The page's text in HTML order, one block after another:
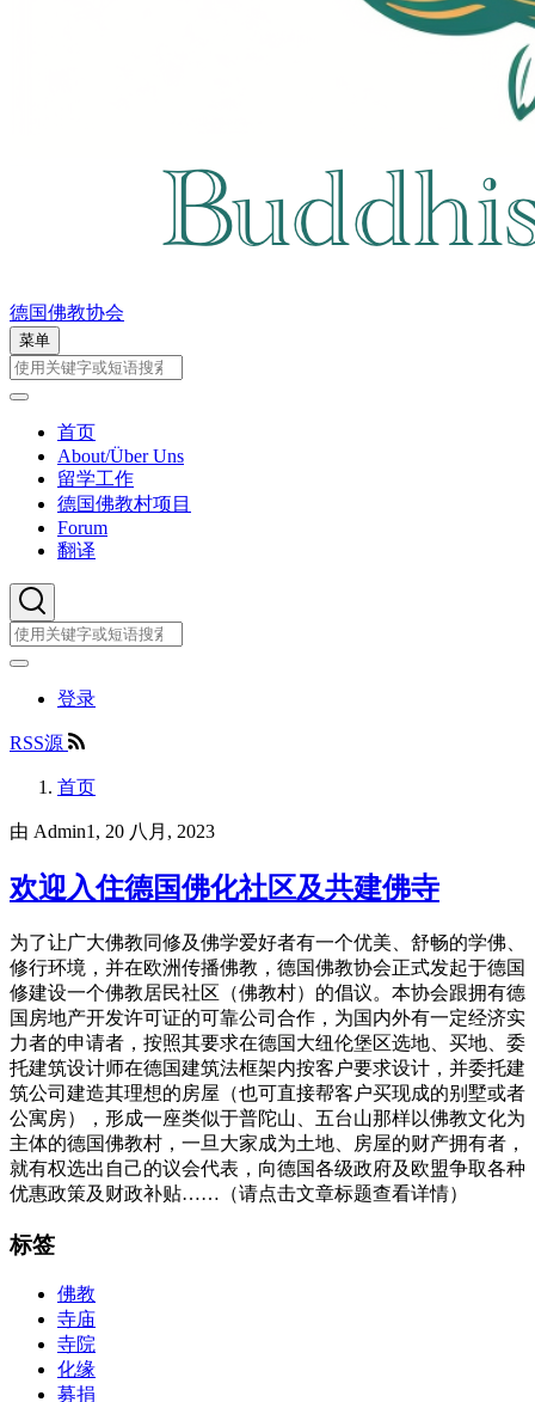
德国佛教协会
菜单
搜
索
Hauptnavigation
首页
About/Über Uns
留学工作
德国佛教村项目
Forum
翻译
搜
索
帐
单
登录
RSS
RSS源
面
屑
首页
由 Admin1 , 20 八月, 2023
欢迎入住德国佛化社区及共建佛寺
为了让广大佛教同修及佛学爱好者有一个优美、舒畅的学佛、
修行环境，并在欧洲传播佛教，德国佛教协会正式发起于德国
修建设一个佛教居民社区（佛教村）的倡议。本协会跟拥有德
国房地产开发许可证的可靠公司合作，为国内外有一定经济实
力者的申请者，按照其要求在德国大纽伦堡区选地、买地、委
托建筑设计师在德国建筑法框架内按客户要求设计，并委托建
筑公司建造其理想的房屋（也可直接帮客户买现成的别墅或者
公寓房），形成一座类似于普陀山、五台山那样以佛教文化为
主体的德国佛教村，一旦大家成为土地、房屋的财产拥有者，
就有权选出自己的议会代表，向德国各级政府及欧盟争取各种
优惠政策及财政补贴……（请点击文章标题查看详情）
标签
佛教
寺庙
寺院
化缘
募捐